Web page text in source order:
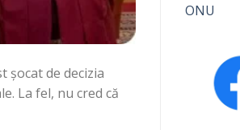
șocat de decizia
La fel, nu cred că
ONU